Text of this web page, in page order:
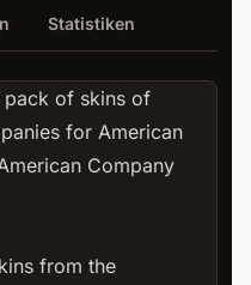
Statistiken
pack of skins of
for American
Company
from the